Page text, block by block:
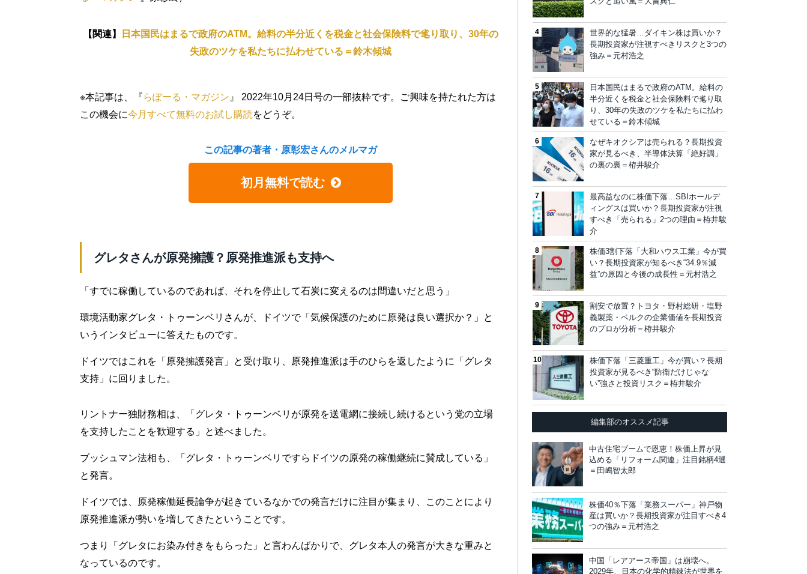
【関連】
日本国民はまるで政府のATM。給料の半分近くを税金と社会保険料で毟り取り、30年の
失政のツケを私たちに払わせている＝鈴木傾城
※本記事は、『らぽーる・マガジン 』 2022年10月24日号の一部抜粋です。ご興味を持たれた方は
この機会に今月すべて無料のお試し購読をどうぞ。
この記事の著者・原彰宏さんのメルマガ
初月無料で読む
グレタさんが原発擁護？原発推進派も支持へ
「すでに稼働しているのであれば、それを停止して石炭に変えるのは間違いだと思う」
環境活動家グレタ・トゥーンベリさんが、ドイツで「気候保護のために原発は良い選択か？」と
いうインタビューに答えたものです。
ドイツではこれを「原発擁護発言」と受け取り、原発推進派は手のひらを返したように「グレタ
支持」に回りました。
リントナー独財務相は、「グレタ・トゥーンベリが原発を送電網に接続し続けるという党の立場
を支持したことを歓迎する」と述べました。
ブッシュマン法相も、「グレタ・トゥーンベリですらドイツの原発の稼働継続に賛成している」
と発言。
ドイツでは、原発稼働延長論争が起きているなかでの発言だけに注目が集まり、このことにより
原発推進派が勢いを増してきたということです。
つまり「グレタにお染み付きをもらった」と言わんばかりで、グレタ本人の発言が大きな重みと
なっているのです。
世界的な猛暑…ダイキン株は買いか？
長期投資家が注視すべきリスクと3つの
強み＝元村浩之
日本国民はまるで政府のATM。給料の
半分近くを税金と社会保険料で毟り取
り、30年の失政のツケを私たちに払わ
せている＝鈴木傾城
なぜキオクシアは売られる？長期投資
家が見るべき、半導体決算「絶好調」
の裏の裏＝栫井駿介
最高益なのに株価下落…SBIホールデ
ィングスは買いか？長期投資家が注視
すべき「売られる」2つの理由＝栫井駿
介
株価3割下落「大和ハウス工業」今が買
い？長期投資家が知るべき“34.9％減
益”の原因と今後の成長性＝元村浩之
割安で放置？トヨタ・野村総研・塩野
義製薬・ベルクの企業価値を長期投資
のプロが分析＝栫井駿介
株価下落「三菱重工」今が買い？長期
投資家が見るべき“防衛だけじゃな
い”強さと投資リスク＝栫井駿介
編集部のオススメ記事
中古住宅ブームで恩恵！株価上昇が見
込める「リフォーム関連」注目銘柄4選
＝田嶋智太郎
株価40％下落「業務スーパー」神戸物
産は買いか？長期投資家が注目すべき4
つの強み＝元村浩之
中国「レアアース帝国」は崩壊へ。
2029年、日本の化学的精錬法が世界を